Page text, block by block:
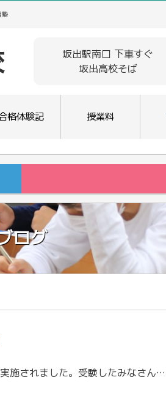
塾
坂出駅南口 下車すぐ
坂出高校そば
格体験記 授業料
ログ
昨日、６/１２(日)に全国統一高校生テストが実施されました。受験したみなさん、お疲れさまでした。 前回の4月共レべから今日まで、各々課題をもって取り組んできましたが、感触はどうでしたか？自己採点シートは ６/１５（水） […]